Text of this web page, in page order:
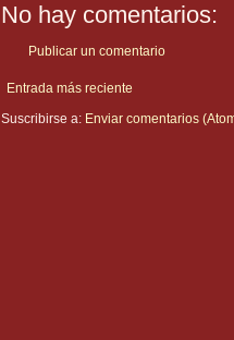
No hay comentarios:
Publicar un comentario
Entrada más reciente
Suscribirse a: Enviar comentarios